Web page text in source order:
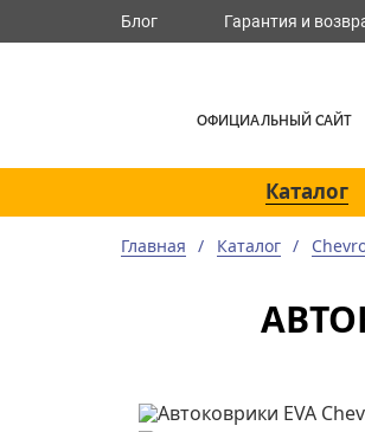
Блог Гарантия и
ОФИЦИАЛЬНЫЙ САЙТ
Каталог
Главная Каталог